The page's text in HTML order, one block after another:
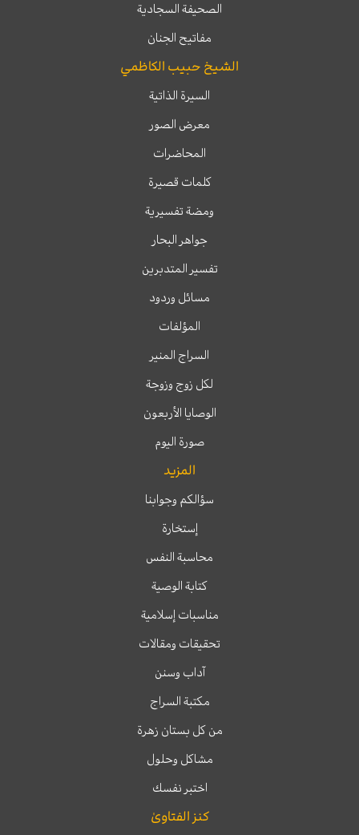
الصحيفة السجادية
مفاتيح الجنان
الشيخ حبيب الكاظمي
السيرة الذاتية
معرض الصور
المحاضرات
كلمات قصيرة
ومضة تفسيرية
جواهر البحار
تفسير المتدبرين
مسائل وردود
المؤلفات
السراج المنير
لكل زوج وزوجة
الوصايا الأربعون
صورة اليوم
المزيد
سؤالكم وجوابنا
إستخارة
محاسبة النفس
كتابة الوصية
مناسبات إسلامية
تحقيقات ومقالات
آداب وسنن
مكتبة السراج
من كل بستان زهرة
مشاكل وحلول
اختبر نفسك
كنز الفتاوىٰ